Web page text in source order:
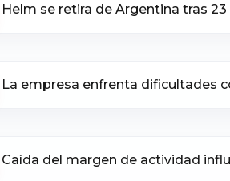
Helm se retira de Argentina tras
La empresa enfrenta dificultades
Caída del margen de actividad